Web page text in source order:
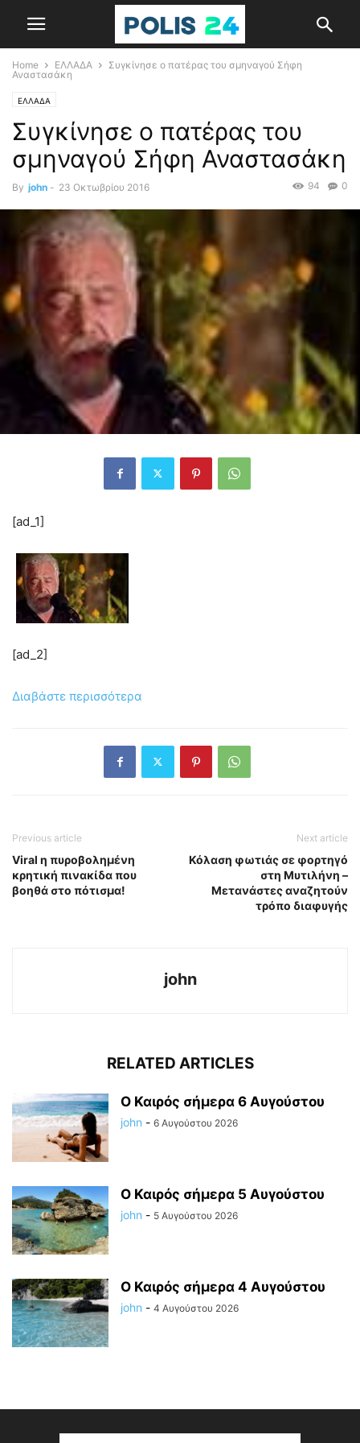
Home ΕΛΛΑΔΑ
Συγκίνησε ο πατέρας του σμηναγού Σήφη
Αναστασάκη
ΕΛΛΑΔΑ
Συγκίνησε ο πατέρας του
σμηναγού Σήφη Αναστασάκη
By john - 23 Οκτωβρίου 2016 0
94
[ad_1]
[ad_2]
Διαβάστε περισσότερα
Previous article
Viral η πυροβολημένη
κρητική πινακίδα που
βοηθά στο πότισμα!
Next article
Κόλαση φωτιάς σε φορτηγό
στη Μυτιλήνη –
Μετανάστες αναζητούν
τρόπο διαφυγής
john
RELATED ARTICLES
Ο Καιρός σήμερα 6 Αυγούστου
john - 6 Αυγούστου 2026
Ο Καιρός σήμερα 5 Αυγούστου
john - 5 Αυγούστου 2026
Ο Καιρός σήμερα 4 Αυγούστου
john - 4 Αυγούστου 2026